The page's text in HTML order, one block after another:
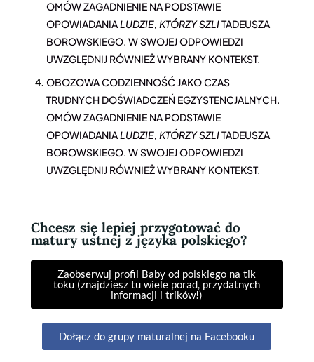
OMÓW ZAGADNIENIE NA PODSTAWIE
OPOWIADANIALUDZIE, KTÓRZY SZLITADEUSZA
BOROWSKIEGO. W SWOJEJ ODPOWIEDZI
UWZGLĘDNIJ RÓWNIEŻ WYBRANY KONTEKST.
OBOZOWA CODZIENNOŚĆ JAKO CZAS
TRUDNYCH DOŚWIADCZEŃ EGZYSTENCJALNYCH.
OMÓW ZAGADNIENIE NA PODSTAWIE
OPOWIADANIA LUDZIE, KTÓRZY SZLITADEUSZA
BOROWSKIEGO. W SWOJEJ ODPOWIEDZI
UWZGLĘDNIJ RÓWNIEŻ WYBRANY KONTEKST.
Chcesz się lepiej przygotować do
matury ustnej z języka polskiego?
Zaobserwuj profil Baby od polskiego na tik
toku (znajdziesz tu wiele porad, przydatnych
informacji i trików!)
Dołącz do grupy maturalnej na Facebooku